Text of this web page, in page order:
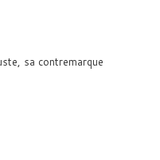
sa contremarque